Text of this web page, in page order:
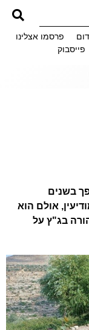
פרסמו אצלינו
פייסבוק
בשנים
אולם הוא
בג"ץ על